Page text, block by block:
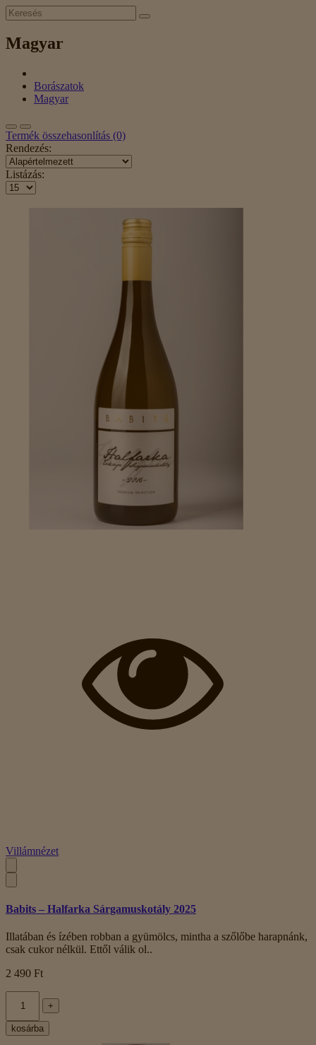
Magyar
Borászatok
Magyar
Termék összehasonlítás (0)
Rendezés:
Listázás:
Villámnézet
Babits – Halfarka Sárgamuskotály 2025
Illatában és ízében robban a gyümölcs, mintha a szőlőbe harapnánk,
csak cukor nélkül. Ettől válik ol..
2 490 Ft
+
kosárba